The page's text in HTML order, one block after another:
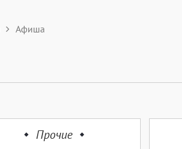
Афиша
Прочие